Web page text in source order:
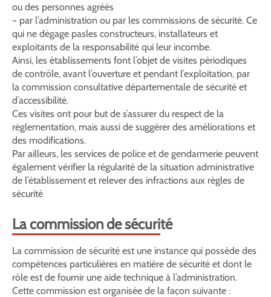
ou des personnes agréés
– par l’administration ou par les commissions de sécurité. Ce
qui ne dégage pasles constructeurs, installateurs et
exploitants de la responsabilité qui leur incombe.
Ainsi, les établissements font l’objet de visites périodiques
de contrôle, avant l’ouverture et pendant l’exploitation, par
la commission consultative départementale de sécurité et
d’accessibilité.
Ces visites ont pour but de s’assurer du respect de la
réglementation, mais aussi de suggérer des améliorations et
des modifications.
Par ailleurs, les services de police et de gendarmerie peuvent
également vérifier la régularité de la situation administrative
de l’établissement et relever des infractions aux règles de
sécurité
La commission de sécurité
La commission de sécurité est une instance qui possède des
compétences particulières en matière de sécurité et dont le
rôle est de fournir une aide technique à l’administration.
Cette commission est organisée de la façon suivante :